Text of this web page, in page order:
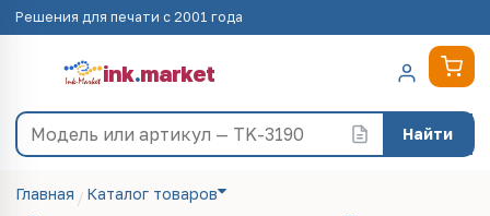
Решения для печати с 2001 года
ink.market
Найти
Главная
Каталог товаров